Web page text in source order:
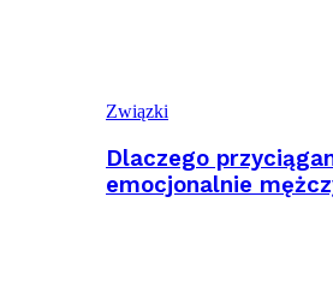
Związki
Dlaczego
emocjonalnie